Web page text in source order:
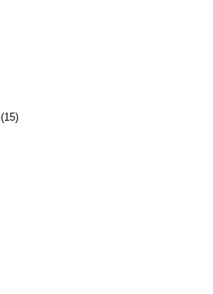
(15)